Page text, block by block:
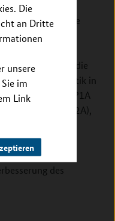
Die
an Dritte
unsere
im
Link
übernimmt die
ist für die
und das
hinaus arbeitet die
Nährstoffanalytik in
Lebensmitteln (P1A
Biomarkern (P2A),
einer
sowie der
des